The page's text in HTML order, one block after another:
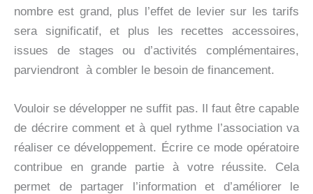
nombre est grand, plus l’effet de levier sur les tarifs
sera significatif, et plus les recettes accessoires,
issues de stages ou d’activités complémentaires,
parviendront à combler le besoin de financement.
Vouloir se développer ne suffit pas. Il faut être capable
de décrire comment et à quel rythme l’association va
réaliser ce développement. Écrire ce mode opératoire
contribue en grande partie à votre réussite. Cela
permet de partager l’information et d’améliorer le